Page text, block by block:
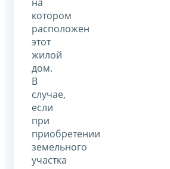
котором
расположен
этот
жилой
дом.
В
случае,
если
при
приобретении
земельного
участка